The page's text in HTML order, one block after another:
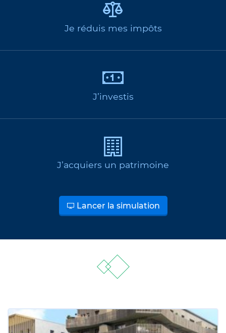
Je réduis mes impôts
J’investis
J’acquiers un patrimoine
Lancer la simulation